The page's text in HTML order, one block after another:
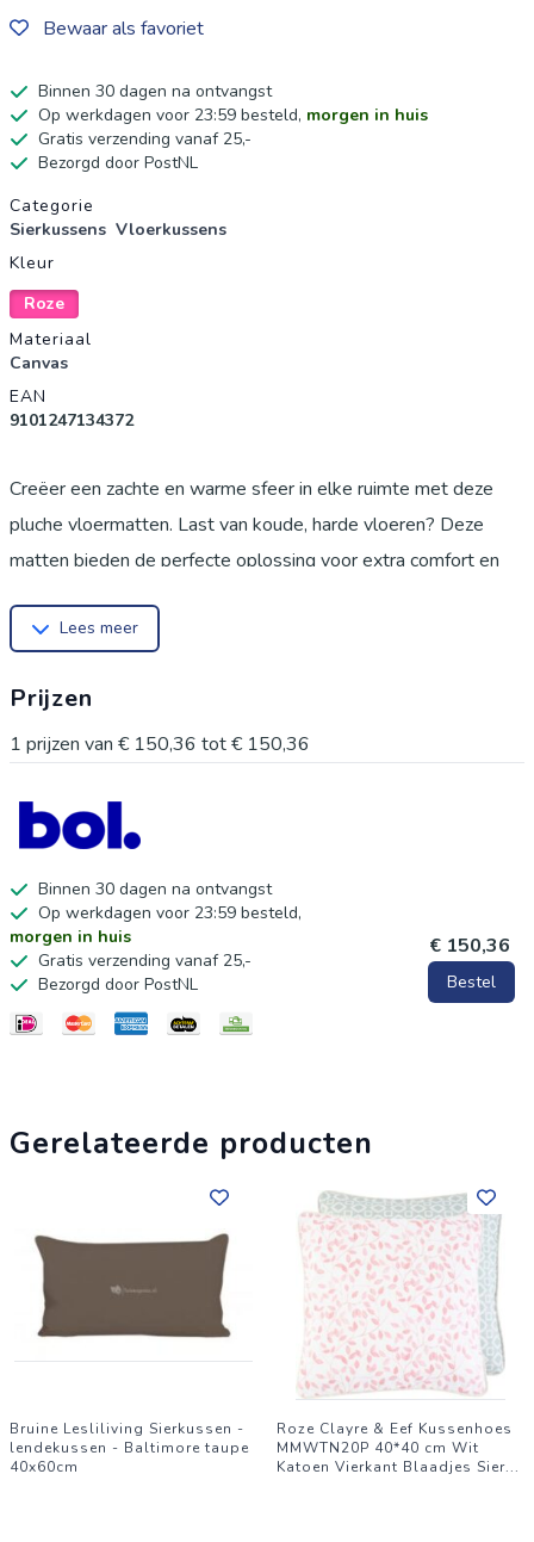
Bewaar als favoriet
Binnen 30 dagen na ontvangst
Op werkdagen voor 23:59 besteld, morgen in huis
Gratis verzending vanaf 25,-
Bezorgd door PostNL
Productgegevens
Categorie
Sierkussens Vloerkussens
Kleur
Roze
Materiaal
Canvas
EAN
9101247134372
Creëer een zachte en warme sfeer in elke ruimte met deze
pluche vloermatten. Last van koude, harde vloeren? Deze
matten bieden de perfecte oplossing voor extra comfort en
elkaar grijpende tegels is eenvoudig te leggen op elke harde
kinderkamer, speelkamer of zelfs de fitnessruimte. Het
hoogwaardige pluche en EVA-schuim zorgen voor een zacht
uw vloer. Dankzij het modulaire ontwerp kunt u de matten
aanpassen aan elke gewenste ruimte en ze eenvoudig
opbergen. Een uniek voordeel is het onderhoudsgemak; de
tegels zijn eenvoudig te reinigen met een stofzuiger of door
handwas. Bij grotere vlekken demonteert u ze in een
handomdraai. Deze veelzijdige vloermatten, met hun luxe
uitstraling, maken elke kamer compleet en bieden een
praktische vloeroplossing.
Lees meer
Prijzen
1 prijzen van € 150,36 tot€ 150,36
Binnen 30 dagen na ontvangst
Op werkdagen voor 23:59 besteld,
morgen in huis
Gratis verzending vanaf 25,-
Bezorgd door PostNL
€ 150,36
Bestel
Gerelateerde producten
Bruine Lesliliving Sierkussen -
lendekussen - Baltimore taupe
40x60cm
Roze Clayre & Eef Kussenhoes
MMWTN20P 40*40 cm Wit
Katoen Vierkant Blaadjes Sier...